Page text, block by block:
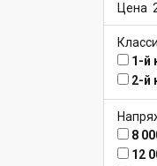
Цена
1-й
2-й
8
12